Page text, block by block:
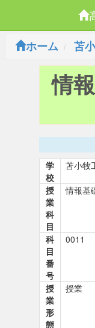
ホーム
苫
情
学
校
苫小牧
授
業
科
目
情報基
科
目
番
号
0011
授
業
形
態
授業